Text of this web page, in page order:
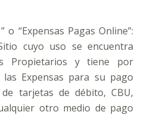
o “Expensas Pagas Online”:
cuyo uso se encuentra
Propietarios y tiene por
Expensas para su pago
tarjetas de débito, CBU,
otro medio de pago